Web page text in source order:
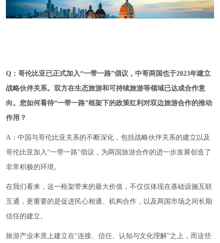
Q ： 哥伦比亚已正式加入“一带一路”倡议，中哥两国也于2023年建立
战略伙伴关系。双方在生态旅游和可持续旅游等领域已达成合作意
向。您如何看待“一带一路”框架下的政策红利 对双边旅游合作的推动
作用 ？
A：中国与哥伦比亚关系的不断深化，包括战略伙伴关系的建立以及
哥伦比亚加入“一带一路”倡议，为两国旅游合作的进一步发展创造了
非常积极的环境。
在我们看来，这一框架带来的最大价值，不仅仅体现在基础设施互联
互通，更重要的是促进民心相通、机构合作，以及两国市场之间长期
信任的建立。
旅游产业本质上建立在“连接、信任、认知与文化理解”之上，而这些